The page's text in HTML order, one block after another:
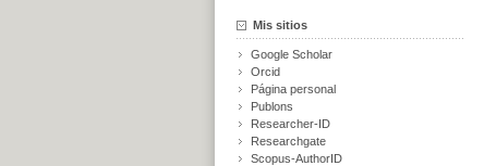
Mis sitios
Google Scholar
Orcid
Página personal
Publons
Researcher-ID
Researchgate
Scopus-AuthorID